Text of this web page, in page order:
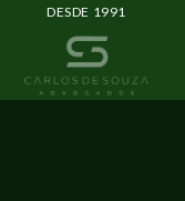
DESDE 1991